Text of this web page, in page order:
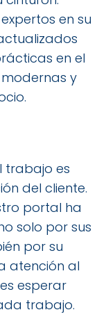
en su
en el
y
trabajo es
del cliente.
portal ha
solo por sus
por su
atención al
esperar
trabajo.